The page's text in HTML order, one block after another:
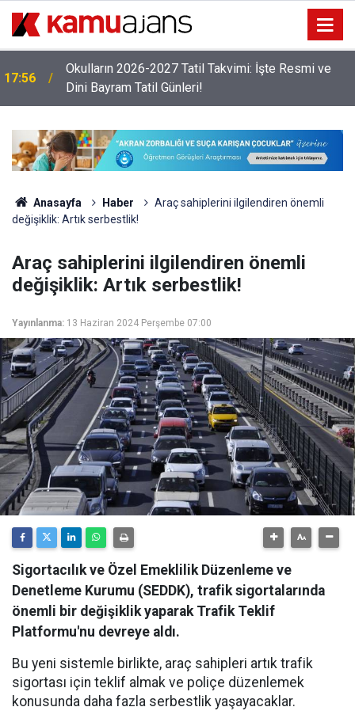
17:56
Okulların 2026-2027 Tatil Takvimi: İşte Resmi ve
Dini Bayram Tatil Günleri!
Anasayfa Haber
Araç sahiplerini ilgilendiren önemli
değişiklik: Artık serbestlik!
Araç sahiplerini ilgilendiren önemli
değişiklik: Artık serbestlik!
Yayınlanma: 13 Haziran 2024 Perşembe 07:00
Sigortacılık ve Özel Emeklilik Düzenleme ve
Denetleme Kurumu (SEDDK), trafik sigortalarında
önemli bir değişiklik yaparak Trafik Teklif
Platformu'nu devreye aldı.
Bu yeni sistemle birlikte, araç sahipleri artık trafik
sigortası için teklif almak ve poliçe düzenlemek
konusunda daha fazla serbestlik yaşayacaklar.